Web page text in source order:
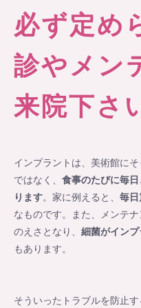
必ず定め
診やメン
来院下さ
インプラントは、美術館に
ではなく、 食事のたびに毎
ります。家に例えると、 毎日
なものです。また、メンテ
のえさとなり、 細菌がイン
もあります。
そういったトラブルを防止す